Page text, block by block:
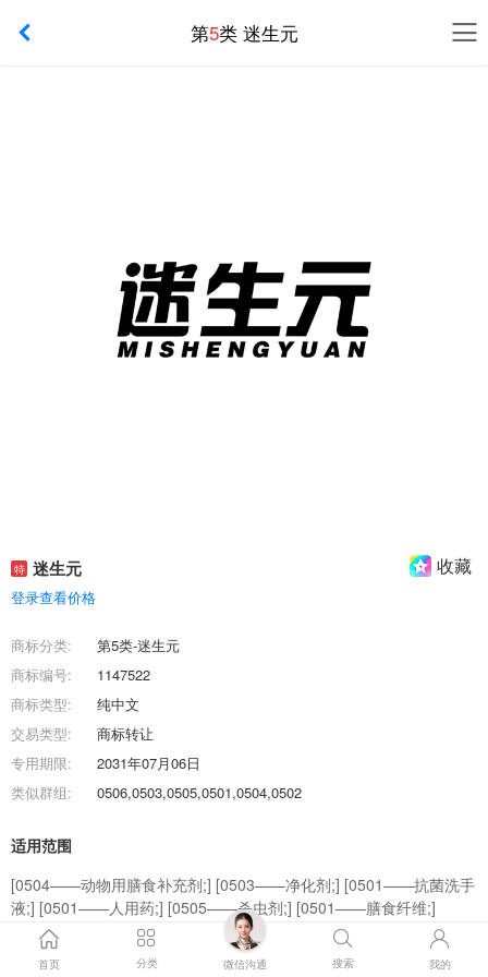
第5类 迷生元
特 迷生元 收藏
登录查看价格
商标分类:
第5类-迷生元
商标编号:
1147522
商标类型:
纯中文
交易类型:
商标转让
专用期限:
2031年07月06日
类似群组:
0506,0503,0505,0501,0504,0502
适用范围
[0504——动物用膳食补充剂;] [0503——净化剂;] [0501——抗菌洗手
液;] [0501——人用药;] [0505——杀虫剂;] [0501——膳食纤维;]
[0506——卫生巾;] [0502——医用营养品;] [0506——婴儿尿裤;]
[0502——婴儿食品;] [-——医用营养品;] [-——婴儿尿裤;] [-——杀虫
首页 分类 微信沟通 搜索 我的